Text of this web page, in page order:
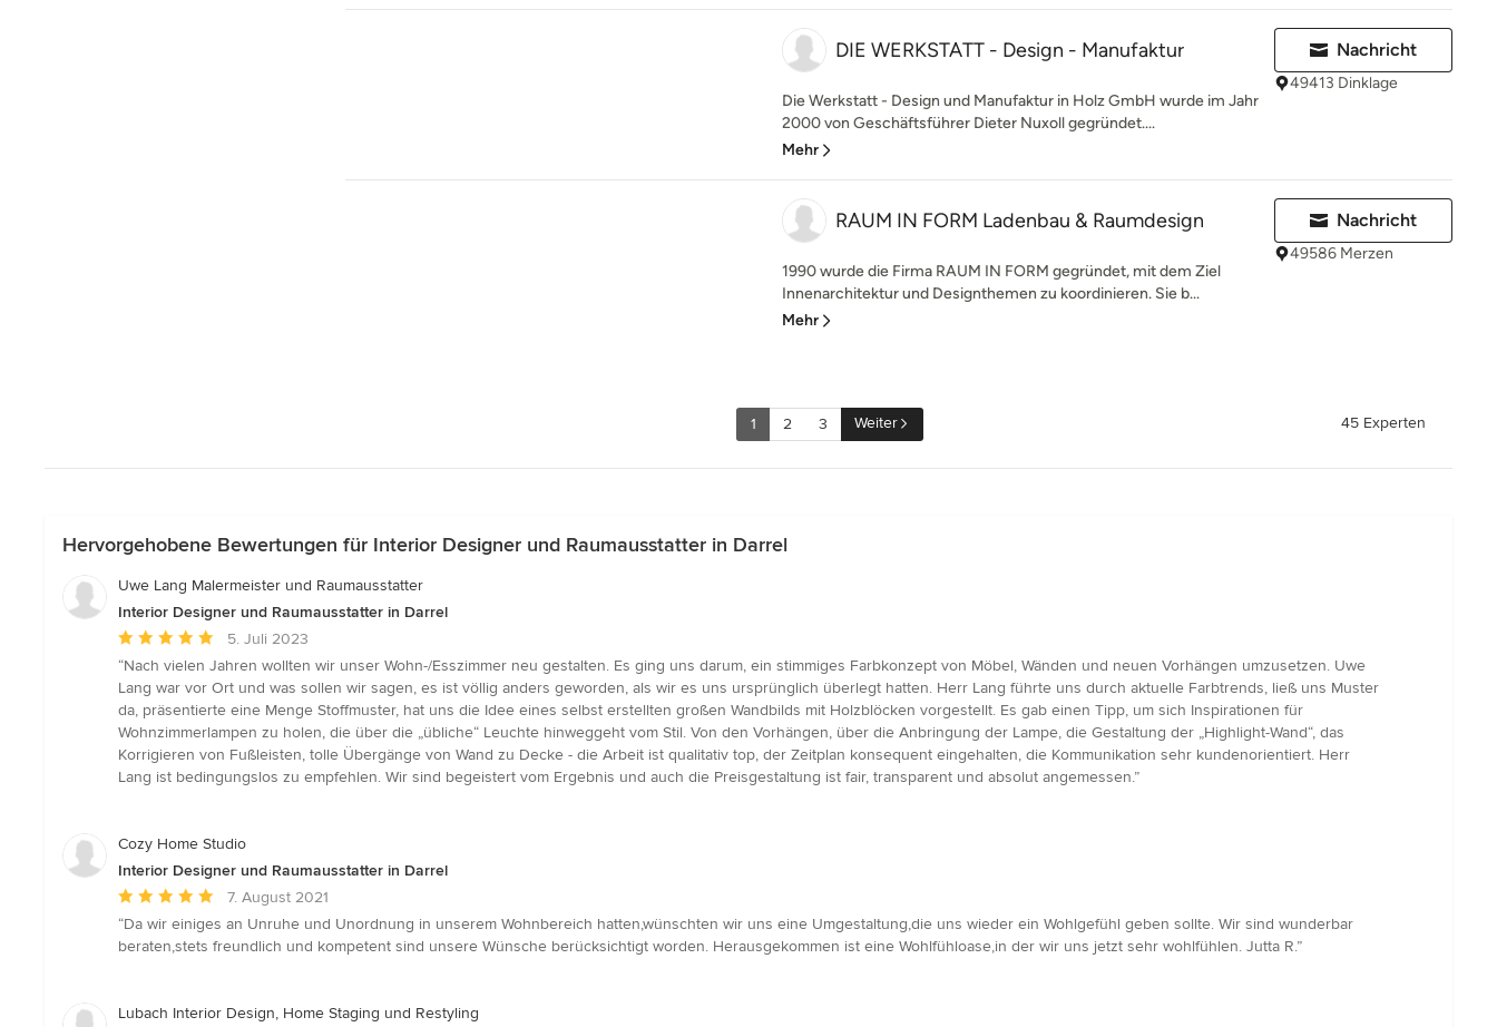
DIE WERKSTATT - Design - Manufaktur
Die Werkstatt - Design und Manufaktur in Holz GmbH wurde im Jahr
2000 von Geschäftsführer Dieter Nuxoll gegründet....
Mehr
Nachricht
49413 Dinklage
RAUM IN FORM Ladenbau & Raumdesign
1990 wurde die Firma RAUM IN FORM gegründet, mit dem Ziel
Innenarchitektur und Designthemen zu koordinieren. Sie b...
Mehr
Nachricht
49586 Merzen
1 2 3 Weiter 45 Experten
Hervorgehobene Bewertungen für Interior Designer und Raumausstatter in Darrel
Uwe Lang Malermeister und Raumausstatter
Interior Designer und Raumausstatter in Darrel
Durchschnittliche
Bewertung:
5
von
5
Sternen
5. Juli 2023
“Nach vielen Jahren wollten wir unser Wohn-/Esszimmer neu gestalten. Es ging uns darum, ein stimmiges Farbkonzept von Möbel, Wänden und neuen Vorhängen umzusetzen. Uwe
Lang war vor Ort und was sollen wir sagen, es ist völlig anders geworden, als wir es uns ursprünglich überlegt hatten. Herr Lang führte uns durch aktuelle Farbtrends, ließ uns Muster
da, präsentierte eine Menge Stoffmuster, hat uns die Idee eines selbst erstellten großen Wandbilds mit Holzblöcken vorgestellt. Es gab einen Tipp, um sich Inspirationen für
Wohnzimmerlampen zu holen, die über die „übliche“ Leuchte hinweggeht vom Stil. Von den Vorhängen, über die Anbringung der Lampe, die Gestaltung der „Highlight-Wand“, das
Korrigieren von Fußleisten, tolle Übergänge von Wand zu Decke - die Arbeit ist qualitativ top, der Zeitplan konsequent eingehalten, die Kommunikation sehr kundenorientiert. Herr
Lang ist bedingungslos zu empfehlen. Wir sind begeistert vom Ergebnis und auch die Preisgestaltung ist fair, transparent und absolut angemessen.”
Cozy Home Studio
Interior Designer und Raumausstatter in Darrel
Durchschnittliche
Bewertung:
5
Sternen
7. August 2021
“Da wir einiges an Unruhe und Unordnung in unserem Wohnbereich hatten,wünschten wir uns eine Umgestaltung,die uns wieder ein Wohlgefühl geben sollte. Wir sind wunderbar
beraten,stets freundlich und kompetent sind unsere Wünsche berücksichtigt worden. Herausgekommen ist eine Wohlfühloase,in der wir uns jetzt sehr wohlfühlen. Jutta R.”
Lubach Interior Design, Home Staging und Restyling